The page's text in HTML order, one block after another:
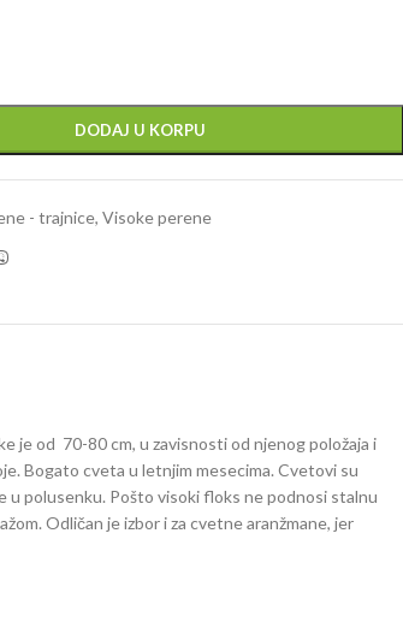
DODAJ U KORPU
- trajnice, Visoke perene
je od 70-80 cm, u zavisnosti od njenog položaja i
Bogato cveta u letnjim mesecima. Cvetovi su
u polusenku. Pošto visoki floks ne podnosi stalnu
Odličan je izbor i za cvetne aranžmane, jer